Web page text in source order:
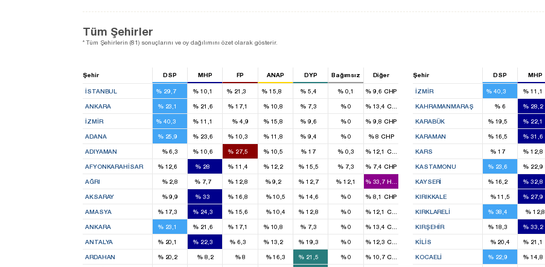
Tüm Şehirler
* Tüm Şehirlerin (81) sonuçlarını ve oy dağılımını özet olarak gösterir.
Şehir DSP MHP FP ANAP DYP Bağımsız Diğer Şehir DSP MHP
İSTANBUL % 29,7
26
%10,1
8
%21,3
18
% 15,8
14
%5,4
3
% 0,1 % 9,6 CHP
ANKARA %23,1 %21,6 % 17,1 %10,8 %7,3 %0 %13,4CHP
İZMIR % 40,3 %11,1 % 4,9 %15,8 %9,6 %0 % 9,8 CHP
ADANA %25,9 %23,6 % 10,3 %11,8 %9,4 %0 %8CHP
ADIYAMAN %6,3 %10,6 % 27,5 %10,5 % 17 % 0,3 %12,1CHP
AFYONKARAHISAR %12,6 % 28
3
% 11,4 %12,2 %15,5 % 7,3 % 7,4 CHP
AĞRI %2,8 %7,7 % 12,8 %9,2 %12,7 % 12,1 %33,7HADEP
AKSARAY %9,9 % 33 % 16,8 %10,5 %14,6 %0 % 8,1 CHP
AMASYA %17,3 %24,3 % 15,6 %10,4 %12,8 %0 %12,1CHP
ANKARA %23,1 %21,6 % 17,1 %10,8 %7,3 %0 %13,4CHP
ANTALYA %20,1 %22,3 % 6,3 %13,2 %19,3 %0 %12,3CHP
ARDAHAN %20,2 %8,2 %8 %16,3 %21,5 %0 %10,7CHP
İZMIR % 40,3 %11,1
KAHRAMANMARAŞ %6 %28,2
KARABÜK %19,5 %22,1
KARAMAN %16,5 %31,6
KARS % 17
1
%12,8
KASTAMONU %23,6 %22,9
KAYSERI %16,2 %32,8
KIRIKKALE %11,5 %27,9
KIRKLARELI %38,4 %12,8
KIRŞEHIR %18,3 %33,2
KILIS %20,4 %21,1
KOCAELI %22,9 %14,8
5